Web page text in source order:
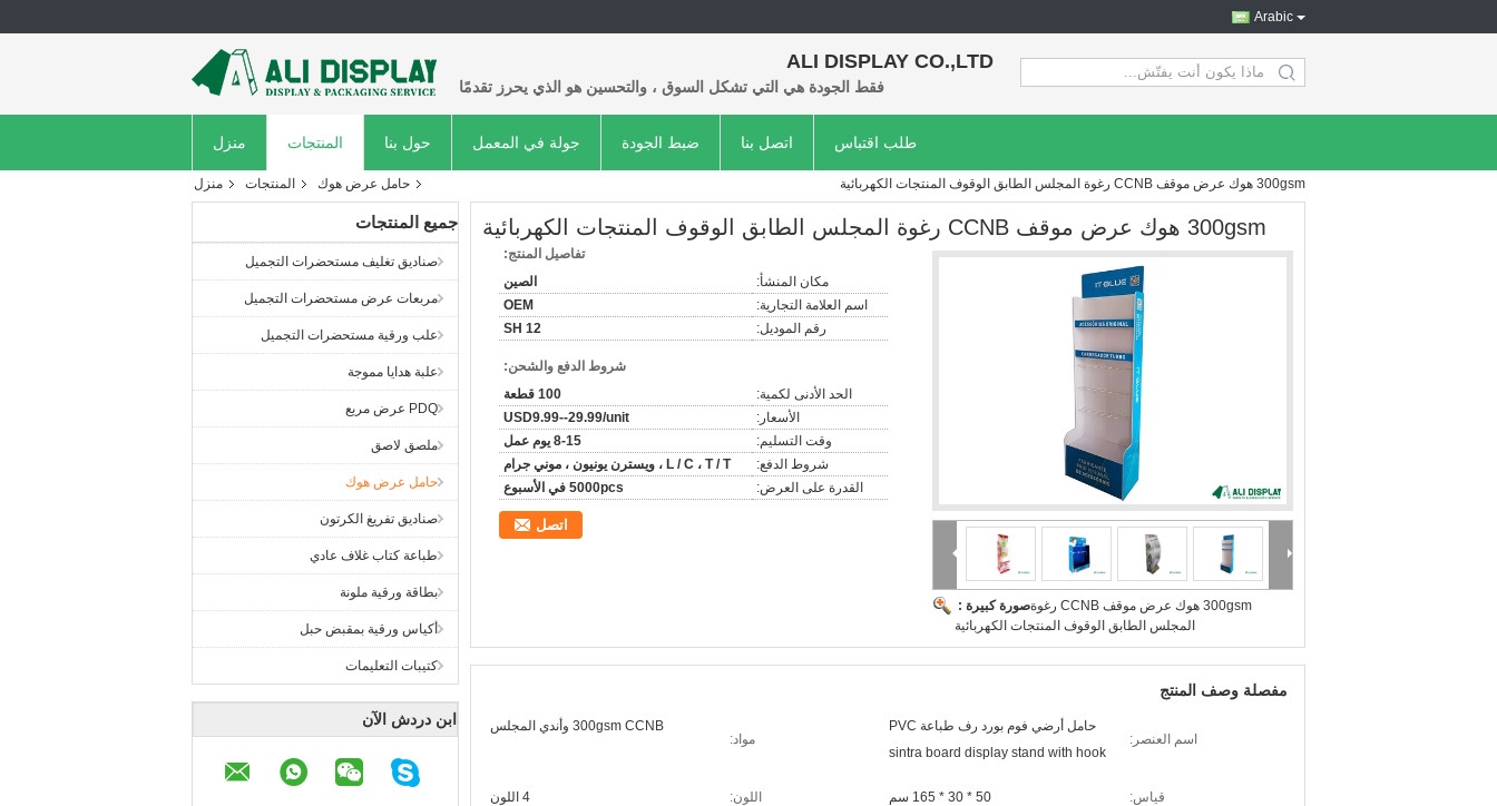
Arabic
ALI DISPLAY CO.,LTD
فقط الجودة هي التي تشكل السوق ، والتحسين هو الذي يحرز تقدمًا search
منزل المنتجات حول بنا جولة في المعمل ضبط الجودة اتصل بنا طلب اقتباس
منزل المنتجات حامل عرض هوك 300gsm هوك عرض موقف CCNB رغوة المجلس الطابق الوقوف المنتجات الكهربائية
جميع المنتجات
صناديق تغليف مستحضرات التجميل
مربعات عرض مستحضرات التجميل
علب ورقية مستحضرات التجميل
علبة هدايا مموجة
PDQ عرض مربع
ملصق لاصق
حامل عرض هوك
صناديق تفريغ الكرتون
طباعة كتاب غلاف عادي
بطاقة ورقية ملونة
أكياس ورقية بمقبض حبل
كتيبات التعليمات
ابن دردش الآن
300gsm هوك عرض موقف CCNB رغوة المجلس الطابق الوقوف المنتجات الكهربائية
صورة كبيرة :300gsm هوك عرض موقف CCNB رغوة
المجلس الطابق الوقوف المنتجات الكهربائية
تفاصيل المنتج:
مكان المنشأ:
الصين
اسم العلامة التجارية:
OEM
رقم الموديل:
SH 12
شروط الدفع والشحن:
الحد الأدنى لكمية:
100 قطعة
الأسعار:
USD9.99--29.99/unit
وقت التسليم:
8-15 يوم عمل
شروط الدفع:
L / C ، T / T ، ويسترن يونيون ، موني جرام
القدرة على العرض:
5000pcs في الأسبوع
اتصل
مفصلة وصف المنتج
اسم العنصر:
حامل أرضي فوم بورد رف طباعة PVC
sintra board display stand with hook
مواد:
300gsm CCNB وأندي المجلس
قياس: 50 * 30 * 165 سم اللون: 4 اللون